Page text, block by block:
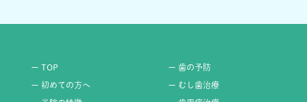
ー TOP
ー 初めての方へ
ー 歯の予防
ー むし歯治療